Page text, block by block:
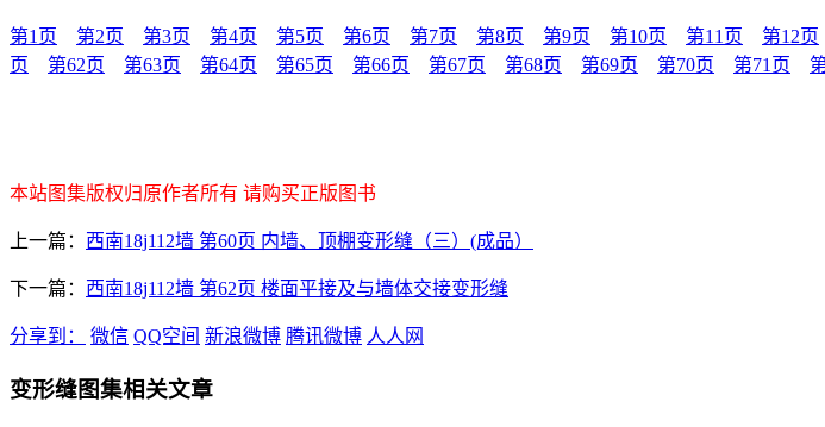
第1页 第2页 第3页 第4页 第5页 第6页 第7页 第8页 第9页 第10页 第11页 第12页
页
第62页 第63页 第64页 第65页 第66页 第67页 第68页 第69页 第70页 第71页
本站图集版权归原作者所有 请购买正版图书
上一篇： 西南18j112墙 第60页 内墙、顶棚变形缝（三）(成品）
下一篇： 西南18j112墙 第62页 楼面平接及与墙体交接变形缝
分享到： 微信 QQ空间 新浪微博 腾讯微博 人人网
变形缝图集相关文章